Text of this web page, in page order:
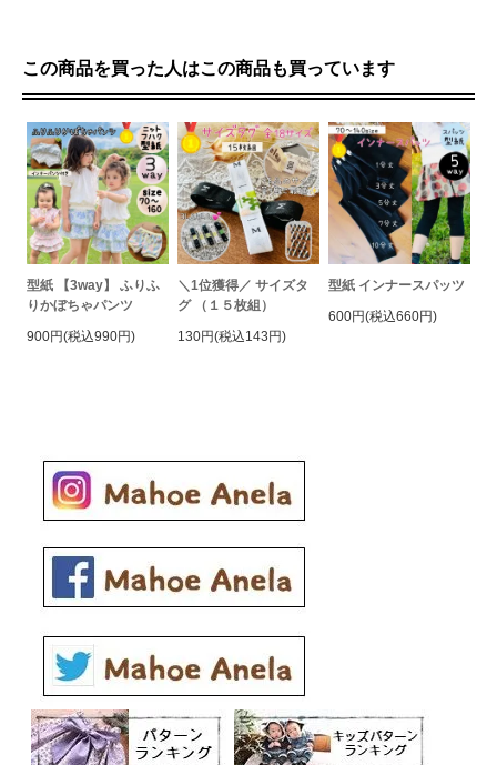
この商品を買った人はこの商品も買っています
型紙 【3way】 ふりふ
りかぼちゃパンツ
900円(税込990円)
＼1位獲得／ サイズタ
グ （１５枚組）
130円(税込143円)
型紙 インナースパッツ
600円(税込660円)